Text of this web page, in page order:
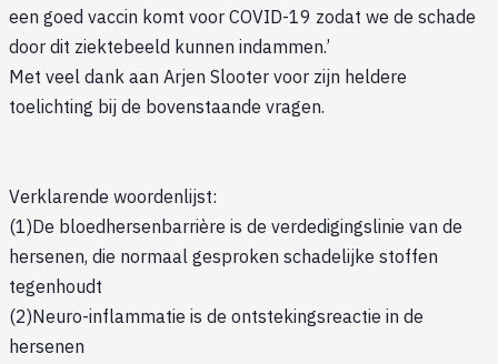
een goed vaccin komt voor COVID-19 zodat we de schade
door dit ziektebeeld kunnen indammen.’
Met veel dank aan Arjen Slooter voor zijn heldere
toelichting bij de bovenstaande vragen.
Verklarende woordenlijst:
(1)De bloedhersenbarrière is de verdedigingslinie van de
hersenen, die normaal gesproken schadelijke stoffen
tegenhoudt
(2)Neuro-inflammatie is de ontstekingsreactie in de
hersenen